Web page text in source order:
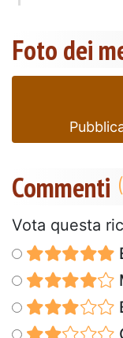
Foto dei
Commenti
Vota questa